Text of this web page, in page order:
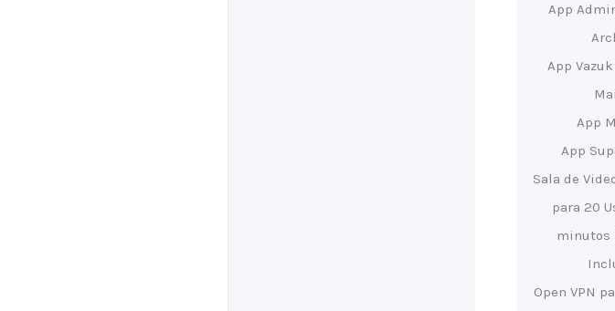
App
App
App
App
Sala de
para 20
Open VPN